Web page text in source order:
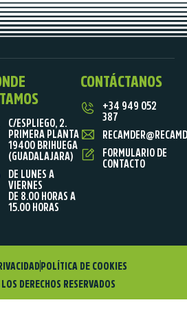
C/ESPLIEGO, 2.
PRIMERA PLANTA
19400 BRIHUEGA
(GUADALAJARA)
DE LUNES A
VIERNES
DE 8.00 HORAS A
15.00 HORAS
CONTÁCTANOS
+34 949 052
387
FORMULARIO DE
CONTACTO
DERECHOS RESERVADOS
POLÍTICA DE COOKIES